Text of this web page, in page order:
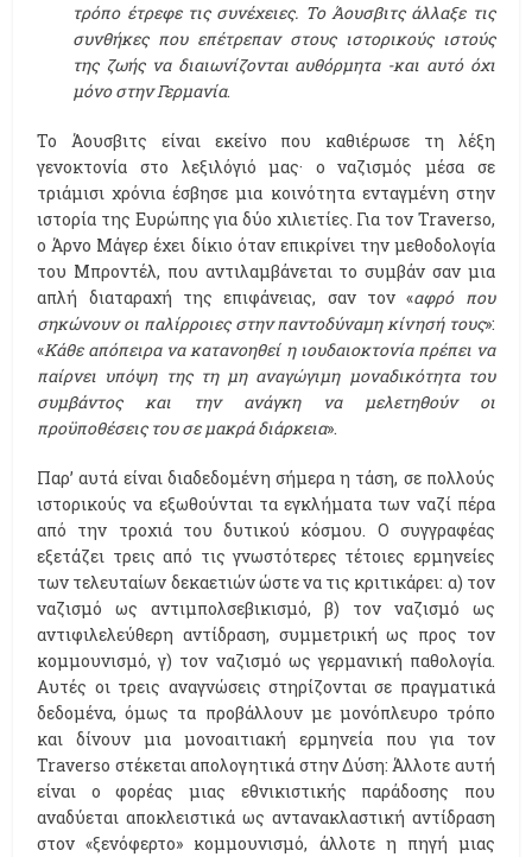
τρόπο έτρεφε τις συνέχειες. Το Άουσβιτς άλλαξε τις
συνθήκες που επέτρεπαν στους ιστορικούς ιστούς
της ζωής να διαιωνίζονται αυθόρμητα -και αυτό όχι
μόνο στην Γερμανία.
Το Άουσβιτς είναι εκείνο που καθιέρωσε τη λέξη
γενοκτονία στο λεξιλόγιό μας· ο ναζισμός μέσα σε
τριάμισι χρόνια έσβησε μια κοινότητα ενταγμένη στην
ιστορία της Ευρώπης για δύο χιλιετίες. Για τον Traverso,
ο Άρνο Μάγερ έχει δίκιο όταν επικρίνει την μεθοδολογία
του Μπροντέλ, που αντιλαμβάνεται το συμβάν σαν μια
απλή διαταραχή της επιφάνειας, σαν τον «αφρό που
σηκώνουν οι παλίρροιες στην παντοδύναμη κίνησή τους»:
«Κάθε απόπειρα να κατανοηθεί η ιουδαιοκτονία πρέπει να
παίρνει υπόψη της τη μη αναγώγιμη μοναδικότητα του
συμβάντος και την ανάγκη να μελετηθούν οι
προϋποθέσεις του σε μακρά διάρκεια».
Παρ’ αυτά είναι διαδεδομένη σήμερα η τάση, σε πολλούς
ιστορικούς να εξωθούνται τα εγκλήματα των ναζί πέρα
από την τροχιά του δυτικού κόσμου. Ο συγγραφέας
εξετάζει τρεις από τις γνωστότερες τέτοιες ερμηνείες
των τελευταίων δεκαετιών ώστε να τις κριτικάρει: α) τον
ναζισμό ως αντιμπολσεβικισμό, β) τον ναζισμό ως
αντιφιλελεύθερη αντίδραση, συμμετρική ως προς τον
κομμουνισμό, γ) τον ναζισμό ως γερμανική παθολογία.
Αυτές οι τρεις αναγνώσεις στηρίζονται σε πραγματικά
δεδομένα, όμως τα προβάλλουν με μονόπλευρο τρόπο
και δίνουν μια μονοαιτιακή ερμηνεία που για τον
Traverso στέκεται απολογητικά στην Δύση: Άλλοτε αυτή
είναι ο φορέας μιας εθνικιστικής παράδοσης που
αναδύεται αποκλειστικά ως αντανακλαστική αντίδραση
στον «ξενόφερτο» κομμουνισμό, άλλοτε η πηγή μιας